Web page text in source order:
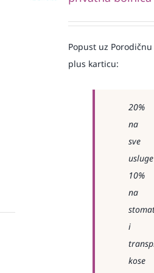
Popust uz Porodičnu
plus karticu:
20%
na
sve
usluge
10%
na
i
kose